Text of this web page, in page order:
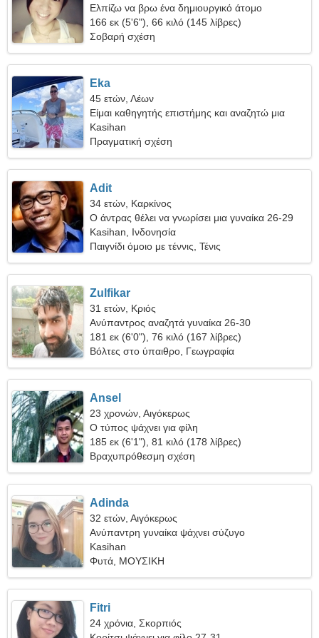
Ελπίζω να βρω ένα δημιουργικό άτομο
166 εκ (5'6"), 66 κιλό (145 λίβρες)
Σοβαρή σχέση
Eka
45 ετών, Λέων
Είμαι καθηγητής επιστήμης και αναζητώ μια
όμορφη γυναίκα
Kasihan
Πραγματική σχέση
Adit
34 ετών, Καρκίνος
Ο άντρας θέλει να γνωρίσει μια γυναίκα 26-29
Kasihan, Ινδονησία
Παιγνίδι όμοιο με τέννις, Τένις
Zulfikar
31 ετών, Κριός
Ανύπαντρος αναζητά γυναίκα 26-30
181 εκ (6'0"), 76 κιλό (167 λίβρες)
Βόλτες στο ύπαιθρο, Γεωγραφία
Ansel
23 χρονών, Αιγόκερως
Ο τύπος ψάχνει για φίλη
185 εκ (6'1"), 81 κιλό (178 λίβρες)
Βραχυπρόθεσμη σχέση
Adinda
32 ετών, Αιγόκερως
Ανύπαντρη γυναίκα ψάχνει σύζυγο
Kasihan
Φυτά, ΜΟΥΣΙΚΗ
Fitri
24 χρόνια, Σκορπιός